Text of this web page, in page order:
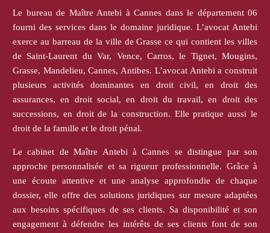
Le bureau de Maître Antebi à Cannes dans le département 06
fourni des services dans le domaine juridique. L’avocat Antebi
exerce au barreau de la ville de Grasse ce qui contient les villes
de Saint-Laurent du Var, Vence, Carros, le Tignet, Mougins,
Grasse, Mandelieu, Cannes, Antibes. L’avocat Antebi a construit
plusieurs activités dominantes en droit civil, en droit des
assurances, en droit social, en droit du travail, en droit des
successions, en droit de la construction. Elle pratique aussi le
droit de la famille et le droit pénal.
Le cabinet de Maître Antebi à Cannes se distingue par son
approche personnalisée et sa rigueur professionnelle. Grâce à
une écoute attentive et une analyse approfondie de chaque
dossier, elle offre des solutions juridiques sur mesure adaptées
aux besoins spécifiques de ses clients. Sa disponibilité et son
engagement à défendre les intérêts de ses clients font de son